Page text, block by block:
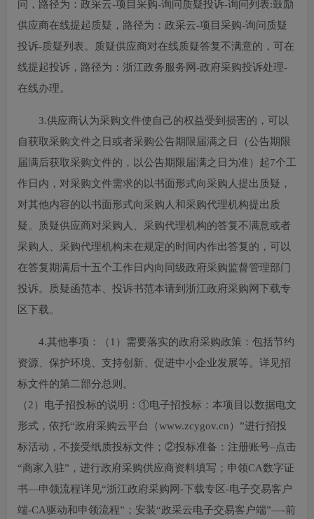
问，路径为：政采云-项目采购-询问质疑投诉-询问列表:鼓励
供应商在线提起质疑，路径为：政采云-项目采购-询问质疑
投诉-质疑列表。质疑供应商对在线质疑答复不满意的，可在
线提起投诉，路径为：浙江政务服务网-政府采购投诉处理-
在线办理。
3.供应商认为采购文件使自己的权益受到损害的，可以
自获取采购文件之日或者采购公告期限届满之日（公告期限
届满后获取采购文件的，以公告期限届满之日为准）起7个工
作日内，对采购文件需求的以书面形式向采购人提出质疑，
对其他内容的以书面形式向采购人和采购代理机构提出质
疑。质疑供应商对采购人、采购代理机构的答复不满意或者
采购人、采购代理机构未在规定的时间内作出答复的，可以
在答复期满后十五个工作日内向同级政府采购监督管理部门
投诉。质疑函范本、投诉书范本请到浙江政府采购网下载专
区下载。
4.其他事项：
（1）需要落实的政府采购政策：包括节约
资源、保护环境、支持创新、促进中小企业发展等。详见招
标文件的第二部分总则。
（2）电子招投标的说明：①电子招投标：本项目以数据电文
形式，依托“政府采购云平台（www.zcygov.cn）”进行招投
标活动，不接受纸质投标文件；②投标准备：注册账号–点击
“商家入驻”，进行政府采购供应商资料填写；申领CA数字证
书—申领流程详见“浙江政府采购网-下载专区-电子交易客户
端-CA驱动和申领流程”；安装“政采云电子交易客户端”—-前